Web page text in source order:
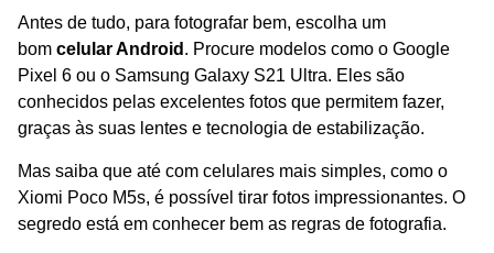
Antes de tudo, para fotografar bem, escolha um
bom celular Android . Procure modelos como o Google
Pixel 6 ou o Samsung Galaxy S21 Ultra. Eles são
conhecidos pelas excelentes fotos que permitem fazer,
graças às suas lentes e tecnologia de estabilização.
Mas saiba que até com celulares mais simples, como o
Xiomi Poco M5s, é possível tirar fotos impressionantes. O
segredo está em conhecer bem as regras de fotografia.